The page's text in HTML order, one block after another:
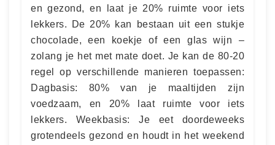
en gezond, en laat je 20% ruimte voor iets
lekkers. De 20% kan bestaan uit een stukje
chocolade, een koekje of een glas wijn –
zolang je het met mate doet. Je kan de 80-20
regel op verschillende manieren toepassen:
Dagbasis: 80% van je maaltijden zijn
voedzaam, en 20% laat ruimte voor iets
lekkers. Weekbasis: Je eet doordeweeks
grotendeels gezond en houdt in het weekend